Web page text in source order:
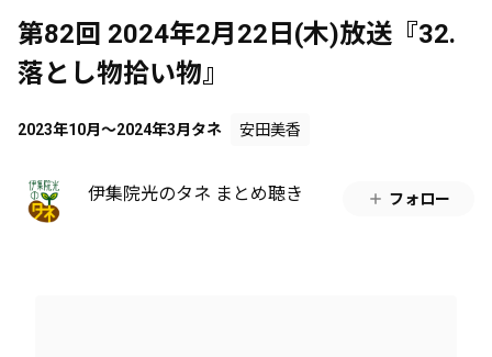
第82回 2024年2月22日(木)放送『32.
落とし物拾い物』
2023年10月～2024年3月タネ 安田美香
伊集院光のタネ まとめ聴き フォロー